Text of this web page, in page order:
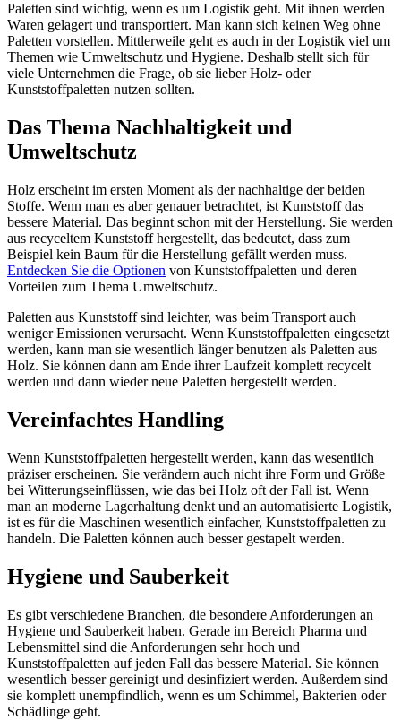
Paletten sind wichtig, wenn es um Logistik geht. Mit ihnen werden
Waren gelagert und transportiert. Man kann sich keinen Weg ohne
Paletten vorstellen. Mittlerweile geht es auch in der Logistik viel um
Themen wie Umweltschutz und Hygiene. Deshalb stellt sich für
viele Unternehmen die Frage, ob sie lieber Holz- oder
Kunststoffpaletten nutzen sollten.
Das Thema Nachhaltigkeit und
Umweltschutz
Holz erscheint im ersten Moment als der nachhaltige der beiden
Stoffe. Wenn man es aber genauer betrachtet, ist Kunststoff das
bessere Material. Das beginnt schon mit der Herstellung. Sie werden
aus recyceltem Kunststoff hergestellt, das bedeutet, dass zum
Beispiel kein Baum für die Herstellung gefällt werden muss.
Entdecken Sie die Optionen von Kunststoffpaletten und deren
Vorteilen zum Thema Umweltschutz.
Paletten aus Kunststoff sind leichter, was beim Transport auch
weniger Emissionen verursacht. Wenn Kunststoffpaletten eingesetzt
werden, kann man sie wesentlich länger benutzen als Paletten aus
Holz. Sie können dann am Ende ihrer Laufzeit komplett recycelt
werden und dann wieder neue Paletten hergestellt werden.
Vereinfachtes Handling
Wenn Kunststoffpaletten hergestellt werden, kann das wesentlich
präziser erscheinen. Sie verändern auch nicht ihre Form und Größe
bei Witterungseinflüssen, wie das bei Holz oft der Fall ist. Wenn
man an moderne Lagerhaltung denkt und an automatisierte Logistik,
ist es für die Maschinen wesentlich einfacher, Kunststoffpaletten zu
handeln. Die Paletten können auch besser gestapelt werden.
Hygiene und Sauberkeit
Es gibt verschiedene Branchen, die besondere Anforderungen an
Hygiene und Sauberkeit haben. Gerade im Bereich Pharma und
Lebensmittel sind die Anforderungen sehr hoch und
Kunststoffpaletten auf jeden Fall das bessere Material. Sie können
wesentlich besser gereinigt und desinfiziert werden. Außerdem sind
sie komplett unempfindlich, wenn es um Schimmel, Bakterien oder
Schädlinge geht.